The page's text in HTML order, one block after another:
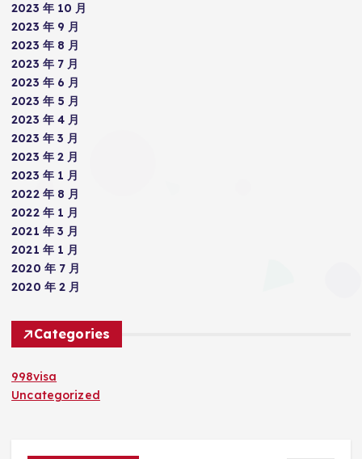
2023 年 10 月
2023 年 9 月
2023 年 8 月
2023 年 7 月
2023 年 6 月
2023 年 5 月
2023 年 4 月
2023 年 3 月
2023 年 2 月
2023 年 1 月
2022 年 8 月
2022 年 1 月
2021 年 3 月
2021 年 1 月
2020 年 7 月
2020 年 2 月
Categories
998visa
Uncategorized